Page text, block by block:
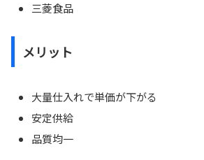
三菱食品
メリット
大量仕入れで単価が下がる
安定供給
品質均一